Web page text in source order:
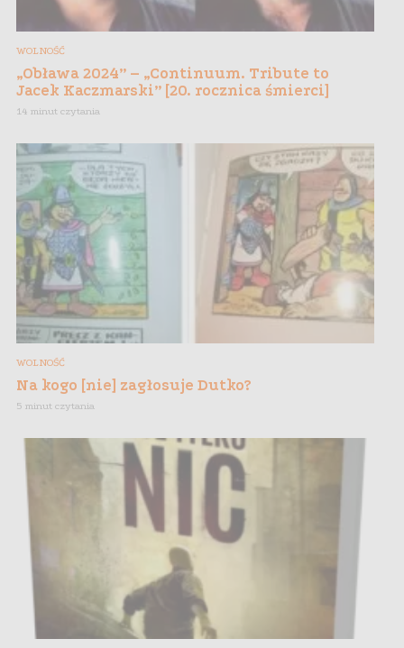
WOLNOŚĆ
„Obława 2024” – „Continuum. Tribute to
Jacek Kaczmarski” [20. rocznica śmierci]
14 minut czytania
WOLNOŚĆ
Na kogo [nie] zagłosuje Dutko?
5 minut czytania